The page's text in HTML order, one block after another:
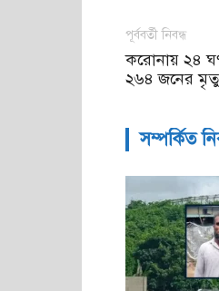
পূর্ববর্তী নিবন্ধ
করোনায় ২৪
২৬৪ জনের
সম্পর্কিত